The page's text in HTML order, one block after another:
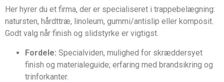
Her hyrer du et firma, der er specialiseret i trappebelægning:
natursten, hårdttræ, linoleum, gummi/antislip eller komposit.
Godt valg når finish og slidstyrke er vigtigst.
Fordele: Specialviden, mulighed for skræddersyet
finish og materialeguide; erfaring med brandsikring og
trinforkanter.